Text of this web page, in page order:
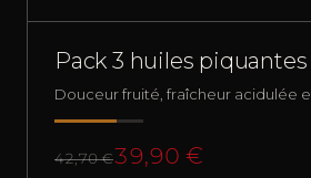
Pack 3 huiles piquantes
Douceur fruité, fraîcheur acidulée
42,70 €39,90 €